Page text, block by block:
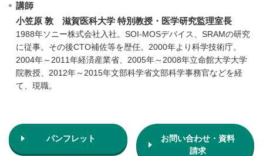
講師
小笠原 敦 滋賀医科大学 特別教授・医学研究監理室長
1988年ソニー株式会社入社。SOI-MOSデバイス、SRAMの研究
に従事。その後CTO補佐等を歴任。2000年より科学技術庁。
2004年～2011年経済産業省、2005年～2008年立命館大学大学
院教授、2012年～2015年文部科学省文部科学事務官などを経
て、現職。
パンフレット
お問い合わせ・資料
請求